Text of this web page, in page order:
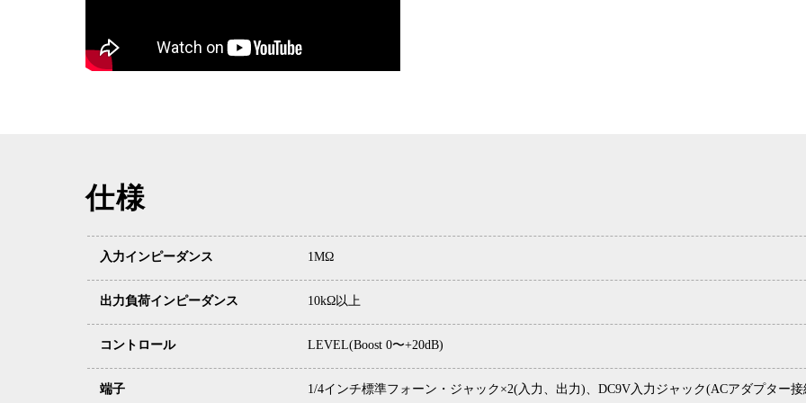
仕様
入力インピーダンス 1MΩ
出力負荷インピーダンス 10kΩ以上
コントロール LEVEL(Boost 0〜+20dB)
端子 1/4インチ標準フォーン・ジャック×2(入力、出力)、DC9V入力ジャック(ACアダプター